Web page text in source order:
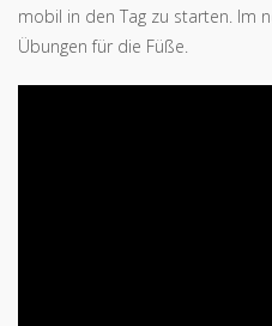
mobil in den Tag zu starten. Im
Übungen für die Füße.